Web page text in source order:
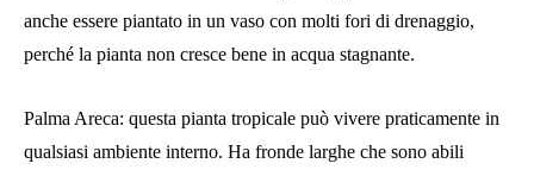
anche essere piantato in un vaso con molti fori di drenaggio,
perché la pianta non cresce bene in acqua stagnante.
Palma Areca: questa pianta tropicale può vivere praticamente in
qualsiasi ambiente interno. Ha fronde larghe che sono abili